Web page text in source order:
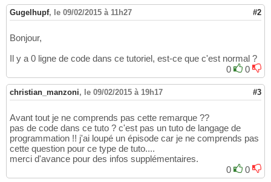
Gugelhupf, le 09/02/2015 à 11h27 #2
Bonjour,
Il y a 0 ligne de code dans ce tutoriel, est-ce que c'est normal ?
0
0
christian_manzoni, le 09/02/2015 à 19h17 #3
Avant tout je ne comprends pas cette remarque ??
pas de code dans ce tuto ? c'est pas un tuto de langage de
programmation !! j'ai loupé un épisode car je ne comprends pas
cette question pour ce type de tuto....
merci d'avance pour des infos supplémentaires.
0
0